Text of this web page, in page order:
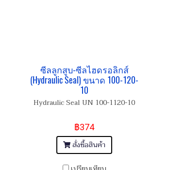
ซีลลูกสูบ-ซีลไฮดรอลิกส์
(Hydraulic Seal) ขนาด 100-120-
10
Hydraulic Seal UN 100-1120-10
฿374
สั่งซื้อสินค้า